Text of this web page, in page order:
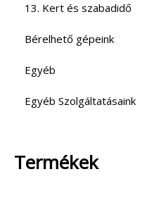
13. Kert és szabadidő
Bérelhető gépeink
Egyéb
Egyéb Szolgáltatásaink
Termékek